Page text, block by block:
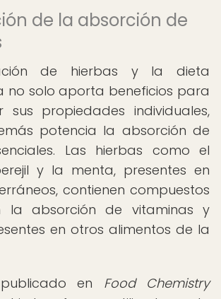
de la absorción de
de hierbas y la dieta
no solo aporta beneficios para
propiedades individuales,
potencia la absorción de
Las hierbas como el
y la menta, presentes en
contienen compuestos
la absorción de vitaminas y
en otros alimentos de la
en Food Chemistry